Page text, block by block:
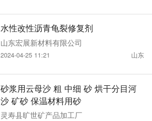
水性改性沥青龟裂修复剂
山东宏展新材料有限公司
2024-04-25 11:21 山东
砂浆用云母沙 粗 中细 砂 烘干分目河
沙 矿砂 保温材料用砂
灵寿县旷世矿产品加工厂